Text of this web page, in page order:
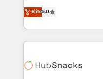
inbound marketing
understanding,
competitive market.
design & development.
implementations for
companies. We are woman-owned, powered by
coffee, and we ❤️ dogs. We produce award-winning
Impact Award 🏆2022
Elite5.0